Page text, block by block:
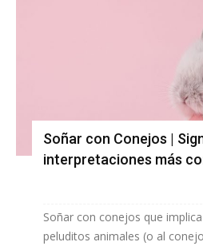
Soñar con Conejos |
interpretaciones más
Soñar con conejos que
peluditos animales (o al